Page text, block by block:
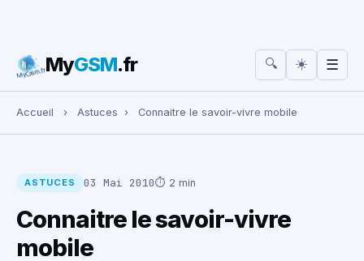
Rechercher :
MyGSM.fr 🔍 ☀️ ☰
Accueil › Astuces › Connaitre le savoir-vivre mobile
ASTUCES 03 Mai 2010⏱ 2 min
Connaitre le savoir-vivre
mobile